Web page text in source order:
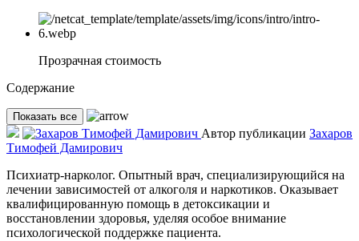
Прозрачная стоимость
Содержание
Показать все
Автор публикации Захаров
Тимофей Дамирович
Психиатр-нарколог. Опытный врач, специализирующийся на
лечении зависимостей от алкоголя и наркотиков. Оказывает
квалифицированную помощь в детоксикации и
восстановлении здоровья, уделяя особое внимание
психологической поддержке пациента.